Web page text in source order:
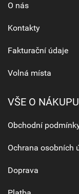
O nás
Kontakty
Fakturační údaje
Volná místa
VŠE O NÁKUPU
Obchodní
Ochrana osobních
Doprava